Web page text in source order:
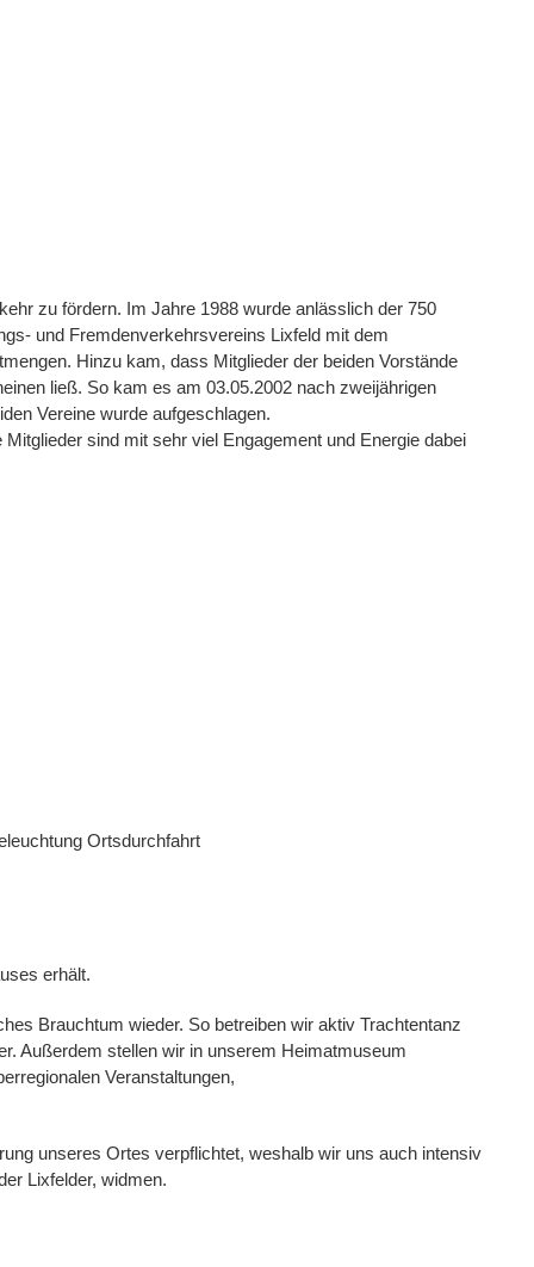
zu fördern. Im Jahre 1988 wurde anlässlich der 750
und Fremdenverkehrsvereins Lixfeld mit dem
Hinzu kam, dass Mitglieder der beiden Vorstände
ließ. So kam es am 03.05.2002 nach zweijährigen
Vereine wurde aufgeschlagen.
sind mit sehr viel Engagement und Energie dabei
Ortsdurchfahrt
erhält.
Brauchtum wieder. So betreiben wir aktiv Trachtentanz
Außerdem stellen wir in unserem Heimatmuseum
Veranstaltungen,
unseres Ortes verpflichtet, weshalb wir uns auch intensiv
Lixfelder, widmen.